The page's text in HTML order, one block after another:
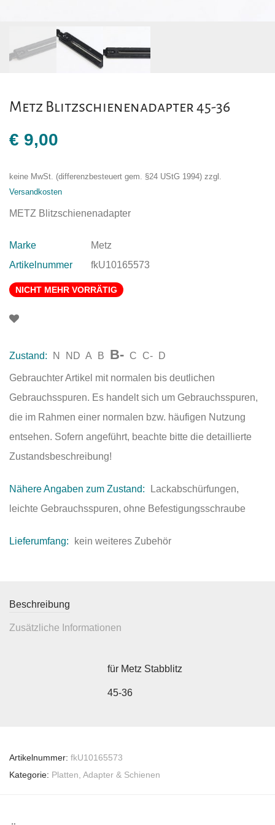
Metz Blitzschienenadapter 45-36
€ 9,00
keine MwSt. (differenzbesteuert gem. §24 UStG 1994) zzgl.
Versandkosten
METZ Blitzschienenadapter
Marke
Metz
Artikelnummer
fkU10165573
NICHT MEHR VORRÄTIG
Zustand: N ND A B B- C C- D
Gebrauchter Artikel mit normalen bis deutlichen
Gebrauchsspuren. Es handelt sich um Gebrauchsspuren,
die im Rahmen einer normalen bzw. häufigen Nutzung
entsehen. Sofern angeführt, beachte bitte die detaillierte
Zustandsbeschreibung!
Nähere Angaben zum Zustand:
Lackabschürfungen,
leichte Gebrauchsspuren, ohne Befestigungsschraube
Lieferumfang: kein weiteres Zubehör
Beschreibung
Zusätzliche Informationen
für Metz Stabblitz
45-36
Artikelnummer: fkU10165573
Kategorie: Platten, Adapter & Schienen